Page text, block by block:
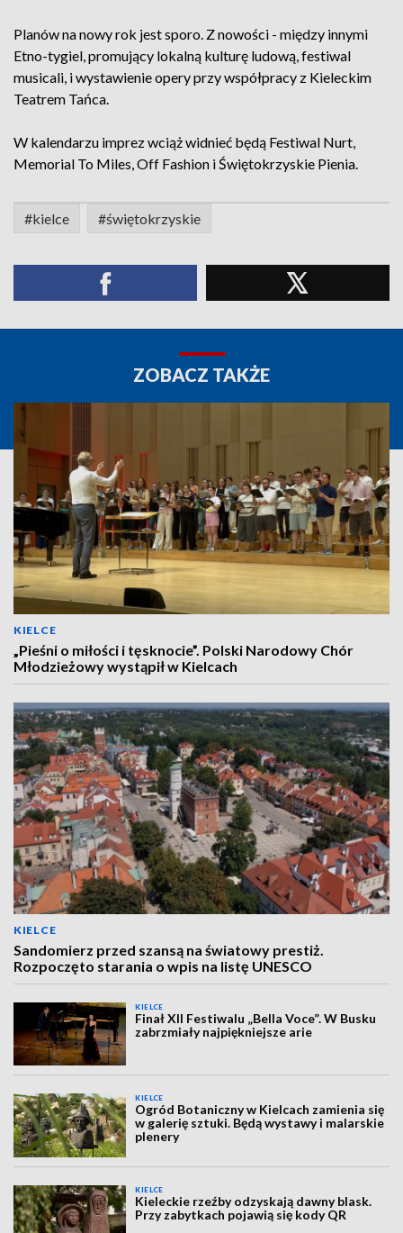
Planów na nowy rok jest sporo. Z nowości - między innymi
Etno-tygiel, promujący lokalną kulturę ludową, festiwal
musicali, i wystawienie opery przy współpracy z Kieleckim
Teatrem Tańca.
W kalendarzu imprez wciąż widnieć będą Festiwal Nurt,
Memorial To Miles, Off Fashion i Świętokrzyskie Pienia.
#kielce #świętokrzyskie
ZOBACZ TAKŻE
KIELCE
„Pieśni o miłości i tęsknocie”. Polski Narodowy Chór
Młodzieżowy wystąpił w Kielcach
KIELCE
Sandomierz przed szansą na światowy prestiż.
Rozpoczęto starania o wpis na listę UNESCO
KIELCE
Finał XII Festiwalu „Bella Voce”. W Busku
zabrzmiały najpiękniejsze arie
KIELCE
Ogród Botaniczny w Kielcach zamienia się
w galerię sztuki. Będą wystawy i malarskie
plenery
KIELCE
Kieleckie rzeźby odzyskają dawny blask.
Przy zabytkach pojawią się kody QR